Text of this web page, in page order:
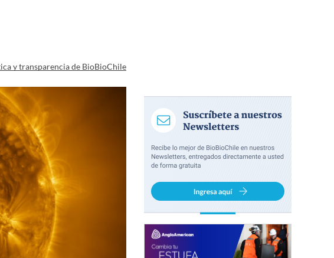
y transparencia de BioBioChile